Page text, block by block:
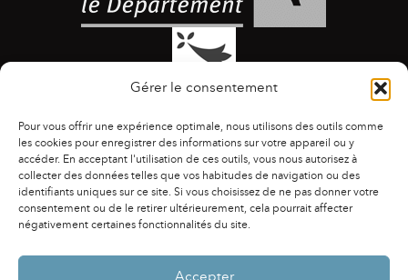
Gérer le consentement
Pour vous offrir une expérience optimale, nous utilisons des outils comme
les cookies pour enregistrer des informations sur votre appareil ou y
accéder. En acceptant l'utilisation de ces outils, vous nous autorisez à
collecter des données telles que vos habitudes de navigation ou des
identifiants uniques sur ce site. Si vous choisissez de ne pas donner votre
consentement ou de le retirer ultérieurement, cela pourrait affecter
négativement certaines fonctionnalités du site.
Accepter
ACCESSIBILITÉ | AGENDA | ASSOCIATIONS
|
CONTACTS
PUBLICATIONS ESPACE PRESSE